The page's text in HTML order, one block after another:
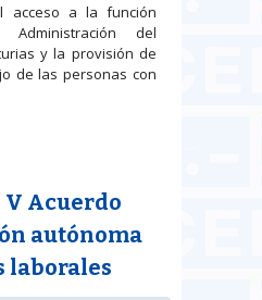
acceso a la función
del
y la provisión de
de las personas con
Acuerdo
autónoma
laborales